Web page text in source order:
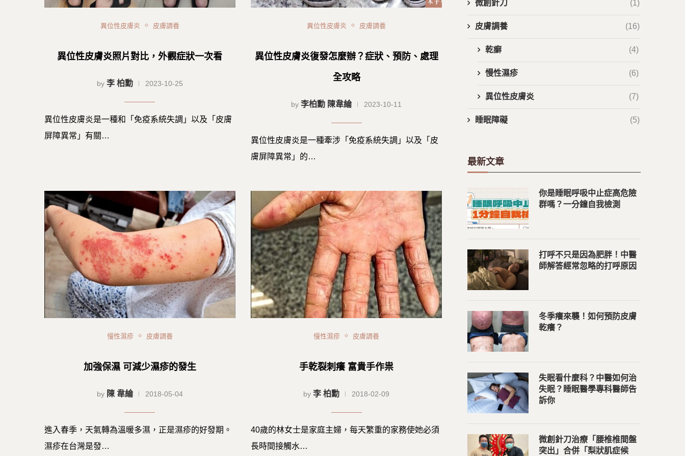
異位性皮膚炎 皮膚調養
異位性皮膚炎照片對比，外觀症狀一次看
by 李 柏勳 2023-10-25
異位性皮膚炎是一種和「免疫系統失調」以及「皮膚
屏障異常」有關…
異位性皮膚炎 皮膚調養
異位性皮膚炎復發怎麼辦？症狀、預防、處理
全攻略
by李柏勳 陳韋綸 2023-10-11
異位性皮膚炎是一種牽涉「免疫系統失調」以及「皮
膚屏障異常」的…
慢性濕疹 皮膚調養
加強保濕 可減少濕疹的發生
by 陳 韋綸 2018-05-04
進入春季，天氣轉為溫暖多濕，正是濕疹的好發期。
濕疹在台灣是發…
慢性濕疹 皮膚調養
手乾裂刺癢 富貴手作祟
by李 柏勳 2018-02-09
40歲的林女士是家庭主婦，每天繁重的家務使她必須
長時間接觸水…
微創針刀 (1)
皮膚調養 (16)
乾癬 (4)
慢性濕疹 (6)
異位性皮膚炎 (7)
睡眠障礙 (5)
最新文章
你是睡眠呼吸中止症高危險
群嗎？一分鐘自我檢測
打呼不只是因為肥胖！中醫
師解答經常忽略的打呼原因
冬季癢來襲！如何預防皮膚
乾癢？
失眠看什麼科？中醫如何治
失眠？睡眠醫學專科醫師告
訴你
微創針刀治療「腰椎椎間盤
突出」合併「梨狀肌症候